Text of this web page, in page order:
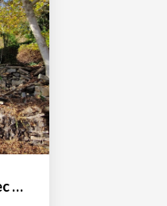
Maison de caractère avec gîte et dépendance